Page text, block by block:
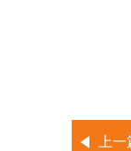
上